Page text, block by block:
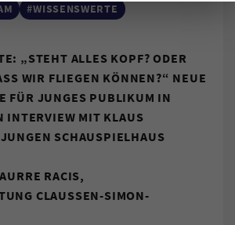
#WISSENSWERTE
„STEHT ALLES KOPF? ODER
WIR FLIEGEN KÖNNEN?“ NEUE T
JUNGES PUBLIKUM IN H
MIT KLAUS S
SCHAUSPIELHAUS H
RACIS,
CLAUSSEN-SIMON-